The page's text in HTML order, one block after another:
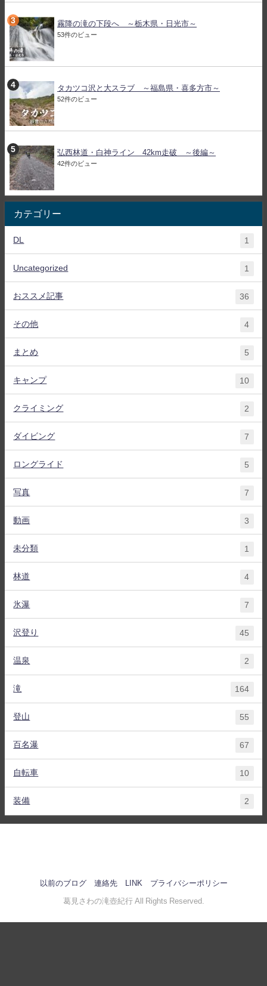
霧降の滝の下段へ ～栃木県・日光市～
53件のビュー
タカツコ沢と大スラブ ～福島県・喜多方市～
52件のビュー
弘西林道・白神ライン 42km走破 ～後編～
42件のビュー
カテゴリー
DL 1
Uncategorized 1
おススメ記事 36
その他 4
まとめ 5
キャンプ 10
クライミング 2
ダイビング 7
ロングライド 5
写真 7
動画 3
未分類 1
林道 4
氷瀑 7
沢登り 45
温泉 2
滝 164
登山 55
百名瀑 67
自転車 10
装備 2
以前のブログ 連絡先 LINK プライバシーポリシー
葛見さわの滝壺紀行 All Rights Reserved.